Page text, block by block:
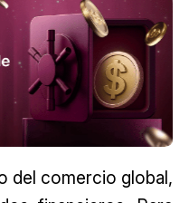
del comercio global,